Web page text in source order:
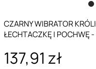
CZARNY WIBRATOR
ŁECHTACZKĘ I POCHWĘ -
137,91 zł